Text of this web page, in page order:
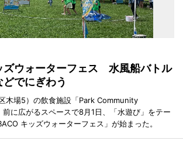
ズウォーターフェス 水風船バトル
でにぎわう
木場5）の飲食施設「Park Community
前に広がるスペースで8月1日、「水遊び」をテー
キッズウォーターフェス」が始まった。